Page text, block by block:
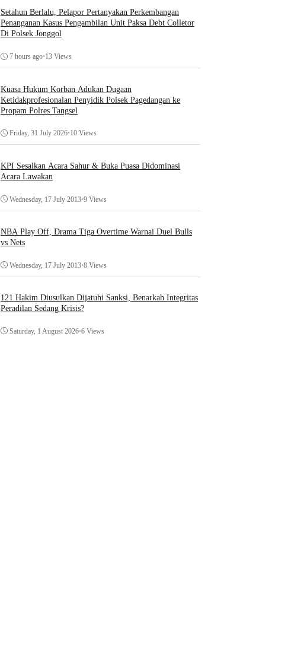
Setahun Berlalu, Pelapor Pertanyakan Perkembangan
Penanganan Kasus Pengambilan Unit Paksa Debt Colletor
Di Polsek Jonggol
7 hours ago•13 Views
Kuasa Hukum Korban Adukan Dugaan
Ketidakprofesionalan Penyidik Polsek Pagedangan ke
Propam Polres Tangsel
Friday, 31 July 2026•10 Views
KPI Sesalkan Acara Sahur & Buka Puasa Didominasi
Acara Lawakan
Wednesday, 17 July 2013•9 Views
NBA Play Off, Drama Tiga Overtime Warnai Duel Bulls
vs Nets
Wednesday, 17 July 2013•8 Views
121 Hakim Diusulkan Dijatuhi Sanksi, Benarkah Integritas
Peradilan Sedang Krisis?
Saturday, 1 August 2026•6 Views